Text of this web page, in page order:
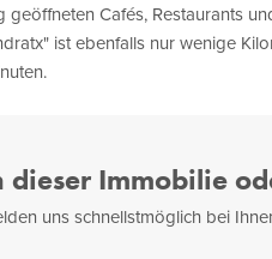
Cafés, Restaurants
ist ebenfalls nur wenige
dieser Immobilie
uns schnellstmöglich bei